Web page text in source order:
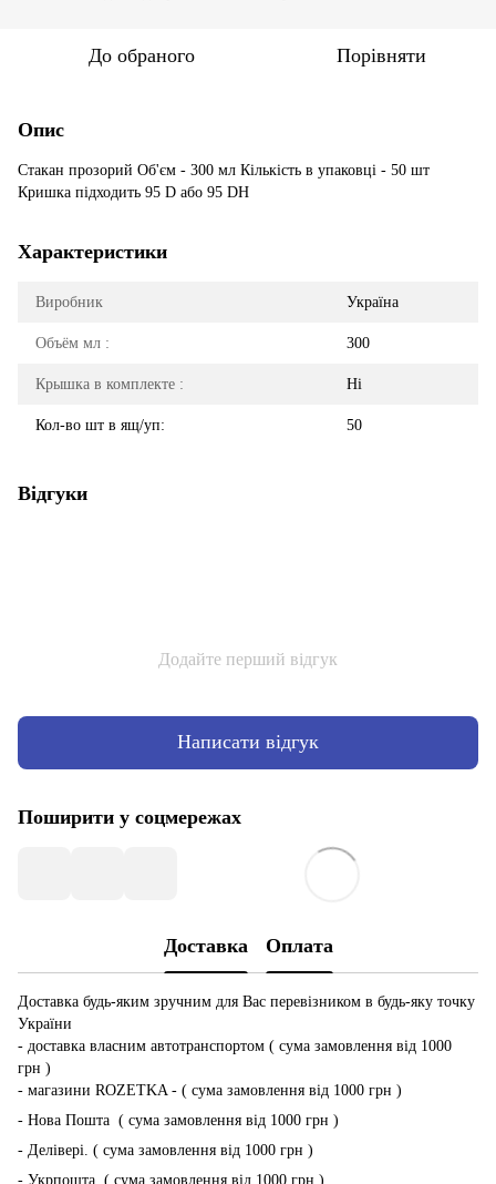
До обраного Порівняти
Опис
Стакан прозорий Об'єм - 300 мл Кількість в упаковці - 50 шт
Кришка підходить 95 D або 95 DH
Характеристики
Виробник Україна
Объём мл : 300
Крышка в комплекте : Ні
Кол-во шт в ящ/уп: 50
Відгуки
Додайте перший відгук
Написати відгук
Поширити у соцмережах
Доставка Оплата
Доставка будь-яким зручним для Вас перевізником в будь-яку точку
України
- доставка власним автотранспортом ( сума замовлення від 1000
грн )
- магазини ROZETKA - ( сума замовлення від 1000 грн )
- Нова Пошта ( сума замовлення від 1000 грн )
- Делівері. ( сума замовлення від 1000 грн )
- Укрпошта ( сума замовлення від 1000 грн )